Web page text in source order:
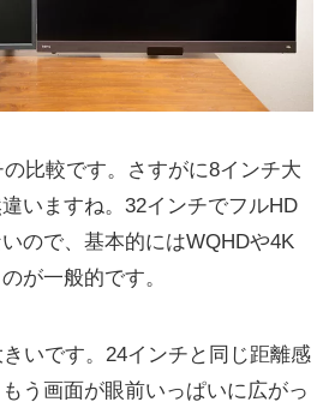
比較です。さすがに8インチ大
いますね。32インチでフルHD
ので、基本的にはWQHDや4K
が一般的です。
いです。24インチと同じ距離感
う画面が眼前いっぱいに広がっ